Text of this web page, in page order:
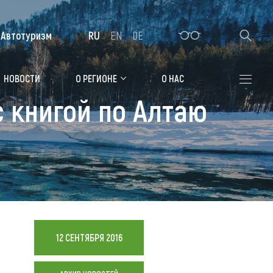
Алтайская зимовка
Где остановиться
Санатории
Гостиницы, отели
Коттеджи, базы
Мотели, придорожные отели
НОВОСТИ О РЕГИОНЕ О НАС
Автотуризм RU EN DE
книгой по Алтаю
12 СЕНТЯБРЯ 2016